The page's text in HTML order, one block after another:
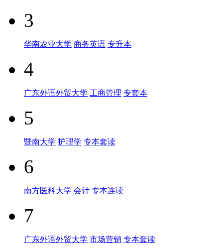
3
华南农业大学 商务英语 专升本
4
广东外语外贸大学 工商管理 专套本
5
暨南大学 护理学 专本套读
6
南方医科大学 会计 专本连读
7
广东外语外贸大学 市场营销 专本套读